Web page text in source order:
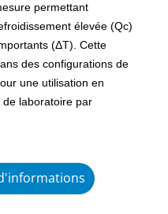
permettant
élevée (Qc)
(ΔT). Cette
des configurations de
une utilisation en
laboratoire par